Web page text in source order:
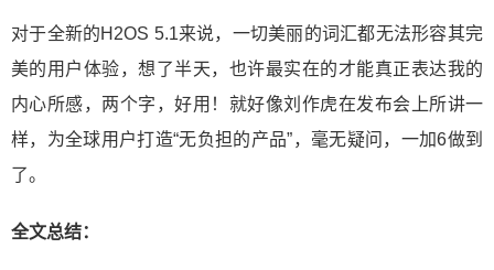
对于全新的H2OS 5.1来说，一切美丽的词汇都无法形容其完
美的用户体验，想了半天，也许最实在的才能真正表达我的
内心所感，两个字，好用！就好像刘作虎在发布会上所讲一
样，为全球用户打造“无负担的产品”，毫无疑问，一加6做到
了。
全文总结：